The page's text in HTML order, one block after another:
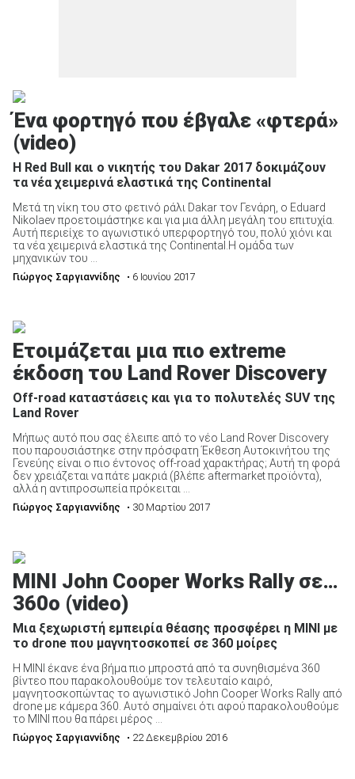
Ένα φορτηγό που έβγαλε «φτερά»
(video)
H Red Bull και ο νικητής του Dakar 2017 δοκιμάζουν
τα νέα χειμερινά ελαστικά της Continental
Μετά τη νίκη του στο φετινό ράλι Dakar τον Γενάρη, ο Eduard
Nikolaev προετοιμάστηκε και για μια άλλη μεγάλη του επιτυχία.
Αυτή περιείχε το αγωνιστικό υπερφορτηγό του, πολύ χιόνι και
τα νέα χειμερινά ελαστικά της Continental.Η ομάδα των
μηχανικών του ...
Γιώργος Σαργιαννίδης • 6 Ιουνίου 2017
Ετοιμάζεται μια πιο extreme
έκδοση του Land Rover Discovery
Off-road καταστάσεις και για το πολυτελές SUV της
Land Rover
Μήπως αυτό που σας έλειπε από το νέο Land Rover Discovery
που παρουσιάστηκε στην πρόσφατη Έκθεση Αυτοκινήτου της
Γενεύης είναι ο πιο έντονος off-road χαρακτήρας; Αυτή τη φορά
δεν χρειάζεται να πάτε μακριά (βλέπε aftermarket προϊόντα),
αλλά η αντιπροσωπεία πρόκειται ...
Γιώργος Σαργιαννίδης • 30 Μαρτίου 2017
MINI John Cooper Works Rally σε…
360ο (video)
Μια ξεχωριστή εμπειρία θέασης προσφέρει η ΜΙΝΙ με
το drone που μαγνητοσκοπεί σε 360 μοίρες
Η ΜΙΝΙ έκανε ένα βήμα πιο μπροστά από τα συνηθισμένα 360
βίντεο που παρακολουθούμε τον τελευταίο καιρό,
μαγνητοσκοπώντας το αγωνιστικό John Cooper Works Rally από
drone με κάμερα 360. Αυτό σημαίνει ότι αφού παρακολουθούμε
το ΜΙΝΙ που θα πάρει μέρος ...
Γιώργος Σαργιαννίδης • 22 Δεκεμβρίου 2016